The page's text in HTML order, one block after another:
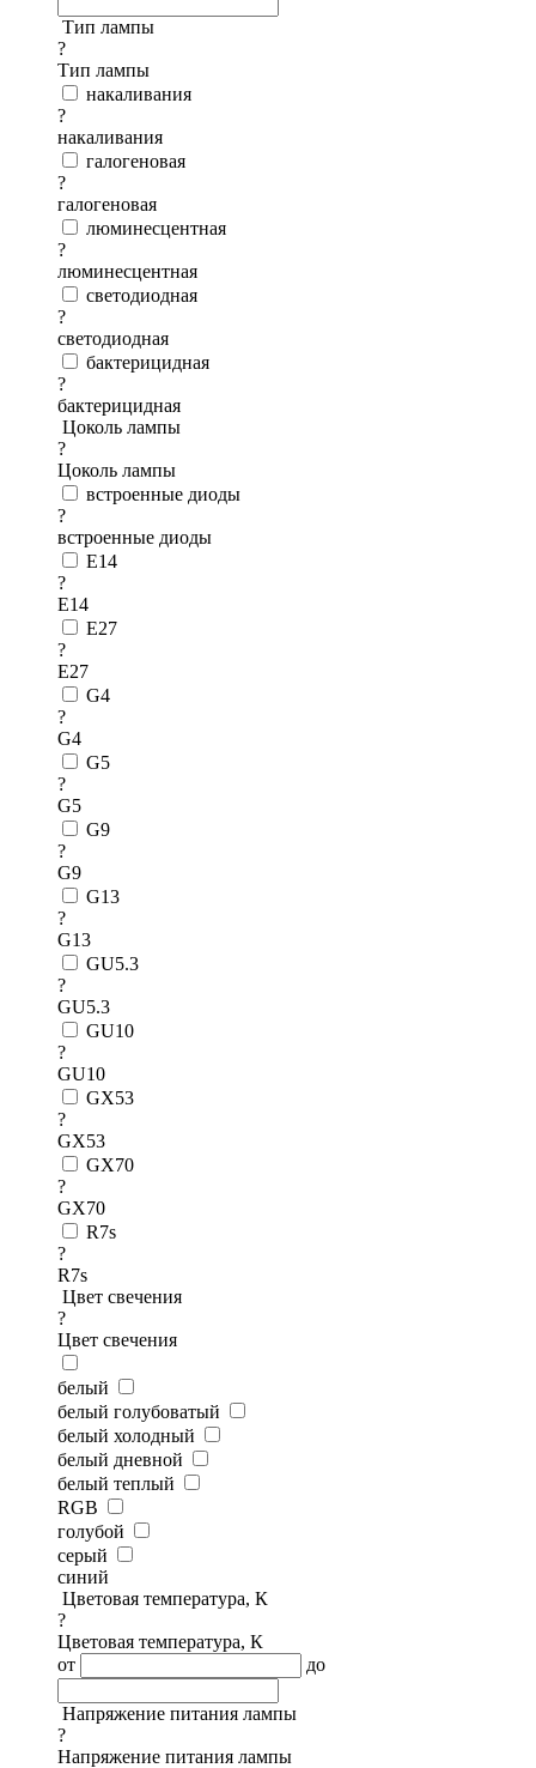
Тип лампы
?
Тип лампы
накаливания
?
накаливания
галогеновая
?
галогеновая
люминесцентная
?
люминесцентная
светодиодная
?
светодиодная
бактерицидная
?
бактерицидная
Цоколь лампы
?
Цоколь лампы
встроенные диоды
?
встроенные диоды
E14
?
E14
E27
?
E27
G4
?
G4
G5
?
G5
G9
?
G9
G13
?
G13
GU5.3
?
GU5.3
GU10
?
GU10
GX53
?
GX53
GX70
?
GX70
R7s
?
R7s
Цвет свечения
?
Цвет свечения
белый
белый голубоватый
белый холодный
белый дневной
белый теплый
RGB
голубой
серый
синий
Цветовая температура, К
?
Цветовая температура, К
от
до
Напряжение питания лампы
?
Напряжение питания лампы